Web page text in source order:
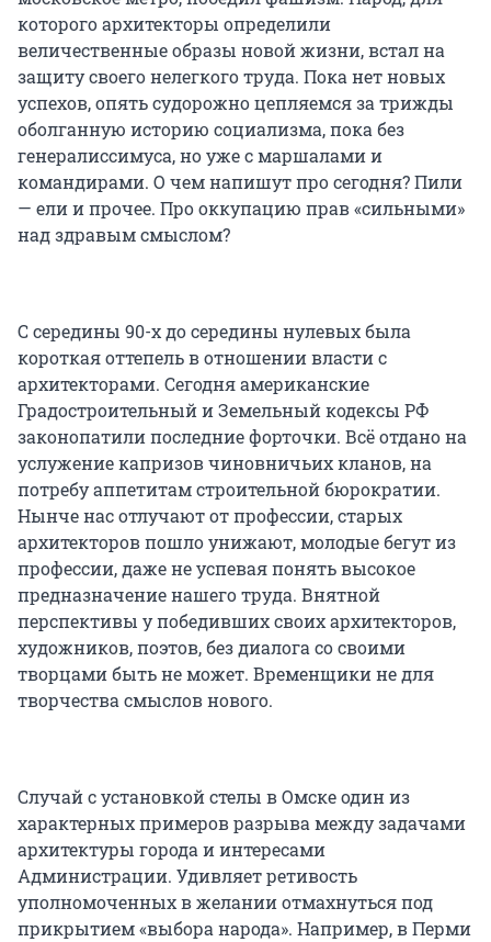
которого архитекторы определили
величественные образы новой жизни, встал на
защиту своего нелегкого труда. Пока нет новых
успехов, опять судорожно цепляемся за трижды
оболганную историю социализма, пока без
генералиссимуса, но уже с маршалами и
командирами. О чем напишут про сегодня? Пили
— ели и прочее. Про оккупацию прав «сильными»
над здравым смыслом?
С середины 90-х до середины нулевых была
короткая оттепель в отношении власти с
архитекторами. Сегодня американские
Градостроительный и Земельный кодексы РФ
законопатили последние форточки. Всё отдано на
услужение капризов чиновничьих кланов, на
потребу аппетитам строительной бюрократии.
Нынче нас отлучают от профессии, старых
архитекторов пошло унижают, молодые бегут из
профессии, даже не успевая понять высокое
предназначение нашего труда. Внятной
перспективы у победивших своих архитекторов,
художников, поэтов, без диалога со своими
творцами быть не может. Временщики не для
творчества смыслов нового.
Случай с установкой стелы в Омске один из
характерных примеров разрыва между задачами
архитектуры города и интересами
Администрации. Удивляет ретивость
уполномоченных в желании отмахнуться под
прикрытием «выбора народа». Например, в Перми